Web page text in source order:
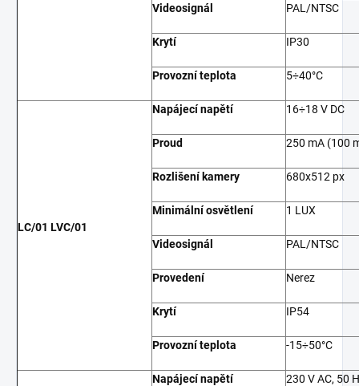
Videosignál PAL/NTSC
Krytí IP30
Provozní teplota 5÷40°C
LC/01 LVC/01
Napájecí napětí 16÷18 V DC
Proud 250 mA (100
Rozlišení kamery 680x512 px
Minimální osvětlení 1 LUX
Videosignál PAL/NTSC
Provedení Nerez
Krytí IP54
Provozní teplota -15÷50°C
Napájecí napětí 230 V AC, 50